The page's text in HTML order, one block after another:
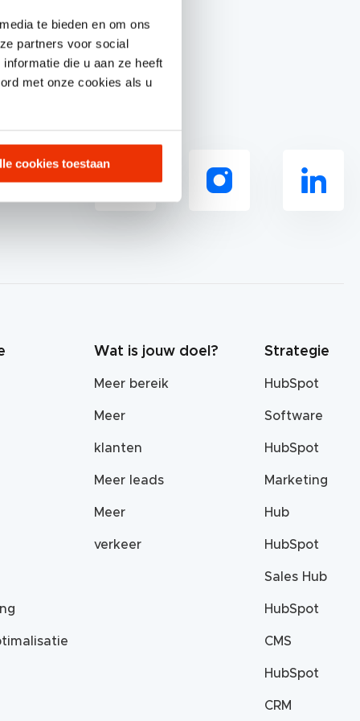
te bieden en om ons
partners voor social
die u aan ze heeft
met onze cookies als u
cookies toestaan
op
Wat is jouw doel?
Meer bereik
Meer
klanten
Meer leads
Meer
verkeer
Strategie
HubSpot
Software
HubSpot
Marketing
Hub
HubSpot
Sales Hub
HubSpot
CMS
HubSpot
CRM